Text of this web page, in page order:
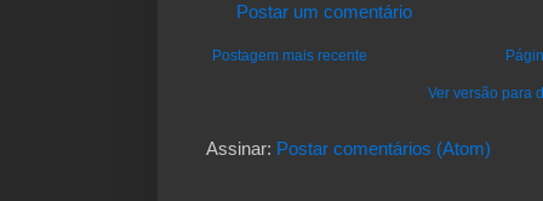
Postar um comentário
Postagem mais recente
Ver versão para
Assinar: Postar comentários (Atom)